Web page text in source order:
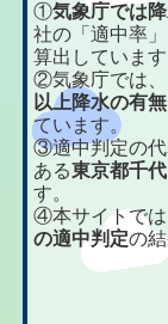
①気象庁では
社の「適中率
算出しています
②気象庁では
以上降水の有
ています。
③適中判定の代
ある東京都千
す。
④本サイトで
の適中判定の